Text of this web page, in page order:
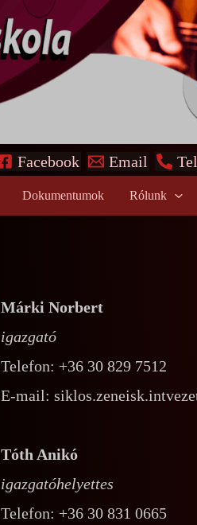
Facebook Email
Dokumentumok Rólunk
Márki Norbert
igazgató
Telefon: +36 30 829 7512
E-mail:
Tóth Anikó
igazgatóhelyettes
Telefon: +36 30 831 0665